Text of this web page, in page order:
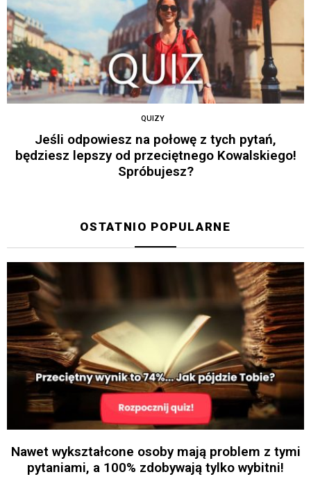
QUIZY
Jeśli odpowiesz na połowę z tych pytań,
będziesz lepszy od przeciętnego Kowalskiego!
Spróbujesz?
OSTATNIO POPULARNE
Nawet wykształcone osoby mają problem z tymi
pytaniami, a 100% zdobywają tylko wybitni!